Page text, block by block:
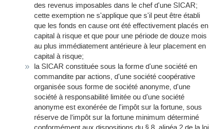
des revenus imposables dans le chef d'une SICAR;
cette exemption ne s'applique que s'il peut être établi
que les fonds en cause ont été effectivement placés en
capital à risque et que pour une période de douze mois
au plus immédiatement antérieure à leur placement en
capital à risque;
la SICAR constituée sous la forme d'une société en
commandite par actions, d'une société coopérative
organisée sous forme de société anonyme, d'une
société à responsabilité limitée ou d'une société
anonyme est exonérée de l'impôt sur la fortune, sous
réserve de l’impôt sur la fortune minimum déterminé